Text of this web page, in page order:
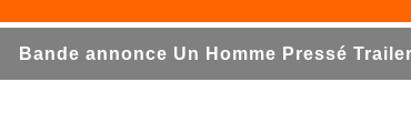
Bande annonce Un Homme Pressé Trailer